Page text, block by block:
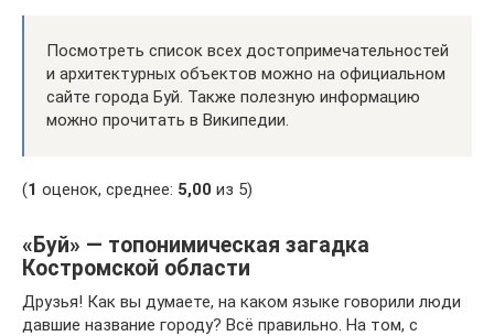
Посмотреть список всех достопримечательностей
и архитектурных объектов можно на официальном
сайте города Буй. Также полезную информацию
можно прочитать в Википедии.
(1 оценок, среднее: 5,00 из 5)
«Буй» — топонимическая загадка
Костромской области
Друзья! Как вы думаете, на каком языке говорили люди
давшие название городу? Всё правильно. На том, с